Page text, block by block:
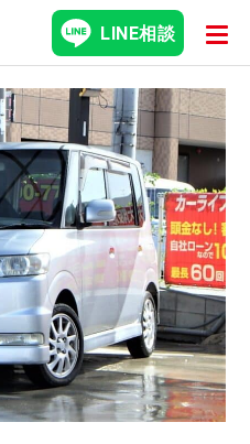
LINE相談